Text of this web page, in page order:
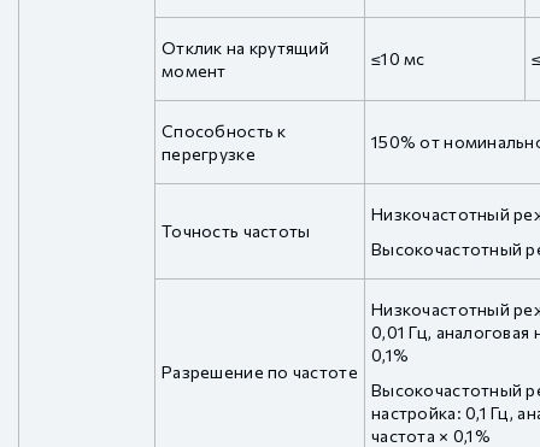
Отклик на крутящий
момент
≤10 мс
Способность к
перегрузке
150% от
Точность частоты
Низкочастотный
Высокочастотный
Разрешение по частоте
Низкочастотный
0,01 Гц, аналоговая
0,1%
Высокочастотный
настройка: 0,1 Гц,
частота × 0,1%